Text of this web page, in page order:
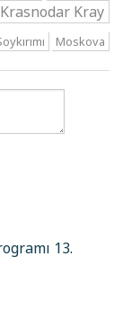
Krasnodar Kray
Moskova
13.